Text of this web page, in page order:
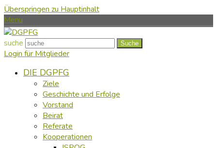
Überspringen zu Hauptinhalt
Menu
suche Suche
Login für Mitglieder
DIE DGPFG
Ziele
Geschichte und Erfolge
Vorstand
Beirat
Referate
Kooperationen